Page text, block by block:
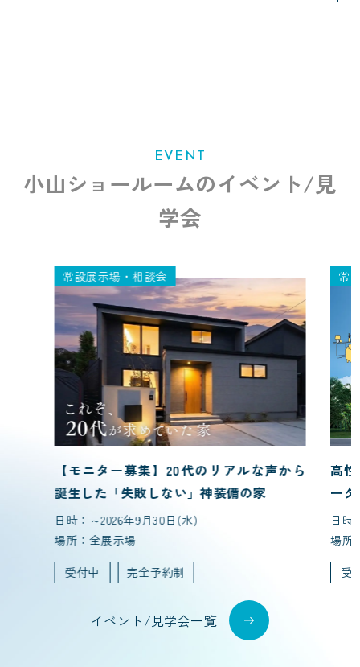
EVENT
小山ショールームのイベント/見
学会
常設展示場・相談会
【モニター募集】20代のリアルな声から
誕生した「失敗しない」神装備の家
日時：～2026年9月30日(水)
場所：全展示場
受付中
完全予約制
常
高
ー
日時
場所
受
イベント/見学会一覧